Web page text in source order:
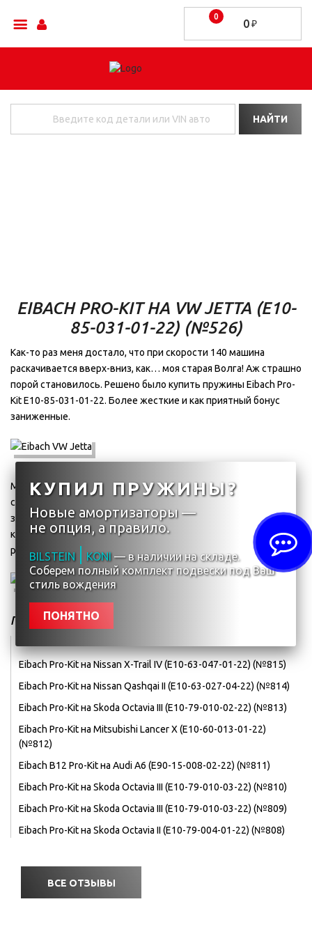
0
0₽
EIBACH PRO-KIT НА VW JETTA (E10-
85-031-01-22) (№526)
Как-то раз меня достало, что при скорости 140 машина
раскачивается вверх-вниз, как… моя старая Волга! Аж страшно
порой становилось. Решено было купить пружины Eibach Pro-
Kit E10-85-031-01-22. Более жесткие и как приятный бонус
заниженные.
Машина стала намного лучше слушать руль. Чуть дернул в
сторону и Джетта резко срывается в сторону без кренов и
задержек. Кайф! При разгоне и торможении больше ни
клевала, держалась ровно. Разумеется и вертикальная
раскачка пропала.
ПОСЛЕДНИЕ ОТЗЫВЫ
Eibach Pro-Kit на Nissan X-Trail IV (E10-63-047-01-22) (№815)
Eibach Pro-Kit на Nissan Qashqai II (E10-63-027-04-22) (№814)
Eibach Pro-Kit на Skoda Octavia III (E10-79-010-02-22) (№813)
Eibach Pro-Kit на Mitsubishi Lancer X (E10-60-013-01-22)
(№812)
Eibach B12 Pro-Kit на Audi A6 (E90-15-008-02-22) (№811)
Eibach Pro-Kit на Skoda Octavia III (E10-79-010-03-22) (№810)
Eibach Pro-Kit на Skoda Octavia III (E10-79-010-03-22) (№809)
Eibach Pro-Kit на Skoda Octavia II (E10-79-004-01-22) (№808)
ВСЕ ОТЗЫВЫ
КУПИЛ ПРУЖИНЫ?
Новые амортизаторы —
не опция, а правило.
BILSTEIN KONI— в наличии на складе.
Соберем полный комплект подвески под Ваш
стиль вождения
ПОНЯТНО